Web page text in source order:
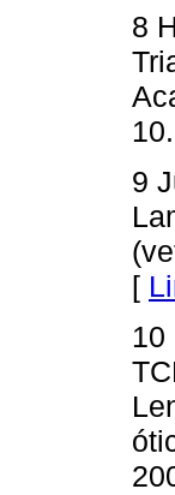
8
9
[
10